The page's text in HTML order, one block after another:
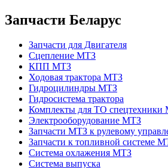
Запчасти Беларус
Запчасти для Двигателя
Сцепление МТЗ
КПП МТЗ
Ходовая трактора МТЗ
Гидроцилиндры МТЗ
Гидросистема трактора
Комплекты для ТО спецтехники
Электрооборудование МТЗ
Запчасти МТЗ к рулевому
Запчасти к топливной системе
Система охлажения МТЗ
Система выпуска